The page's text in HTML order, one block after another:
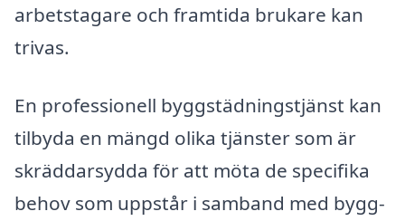
arbetstagare och framtida brukare kan
trivas.
En professionell byggstädningstjänst kan
tilbyda en mängd olika tjänster som är
skräddarsydda för att möta de specifika
behov som uppstår i samband med bygg-